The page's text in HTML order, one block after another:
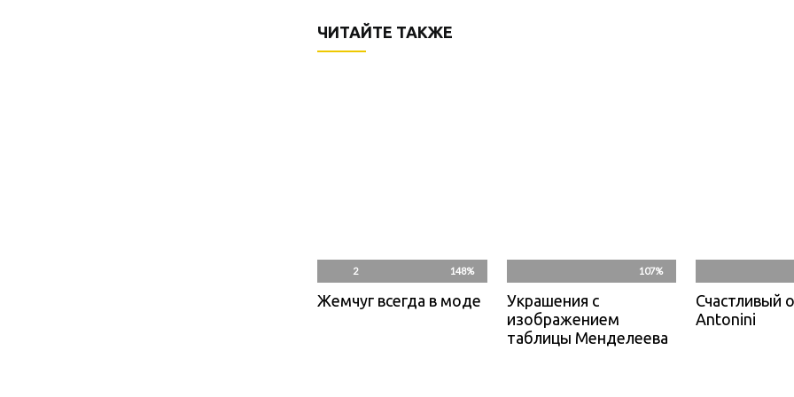
ЧИТАЙТЕ ТАКЖЕ
2 148%
Жемчуг всегда в моде
107%
Украшения с
изображением
таблицы Менделеева
Счастливый
Antonini